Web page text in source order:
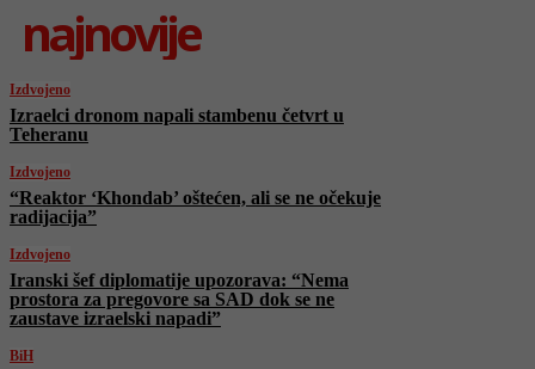
najnovije
Izdvojeno
Izraelci dronom napali stambenu četvrt u
Teheranu
Izdvojeno
“Reaktor ‘Khondab’ oštećen, ali se ne očekuje
radijacija”
Izdvojeno
Iranski šef diplomatije upozorava: “Nema
prostora za pregovore sa SAD dok se ne
zaustave izraelski napadi”
BiH